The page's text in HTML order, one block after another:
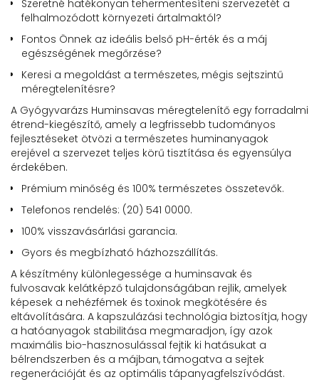
Szeretné hatékonyan tehermentesíteni szervezetét a
felhalmozódott környezeti ártalmaktól?
Fontos Önnek az ideális belső pH-érték és a máj
egészségének megőrzése?
Keresi a megoldást a természetes, mégis sejtszintű
méregtelenítésre?
A Gyógyvarázs Huminsavas méregtelenítő egy forradalmi
étrend-kiegészítő, amely a legfrissebb tudományos
fejlesztéseket ötvözi a természetes huminanyagok
erejével a szervezet teljes körű tisztítása és egyensúlya
érdekében.
Prémium minőség és 100% természetes összetevők.
Telefonos rendelés: (20) 541 0000.
100% visszavásárlási garancia.
Gyors és megbízható házhozszállítás.
A készítmény különlegessége a huminsavak és
fulvosavak kelátképző tulajdonságában rejlik, amelyek
képesek a nehézfémek és toxinok megkötésére és
eltávolítására. A kapszulázási technológia biztosítja, hogy
a hatóanyagok stabilitása megmaradjon, így azok
maximális bio-hasznosulással fejtik ki hatásukat a
bélrendszerben és a májban, támogatva a sejtek
regenerációját és az optimális tápanyagfelszívódást.